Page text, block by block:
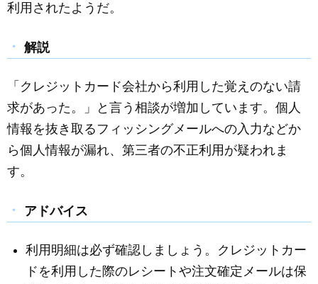
利用されたようだ。
解説
「クレジットカード会社から利用した覚えのない請
求があった。」と言う相談が増加しています。個人
情報を抜き取るフィッシングメールへの入力などか
ら個人情報が漏れ、第三者の不正利用が疑われま
す。
アドバイス
利用明細は必ず確認しましょう。クレジットカー
ドを利用した際のレシートや注文確定メールは保